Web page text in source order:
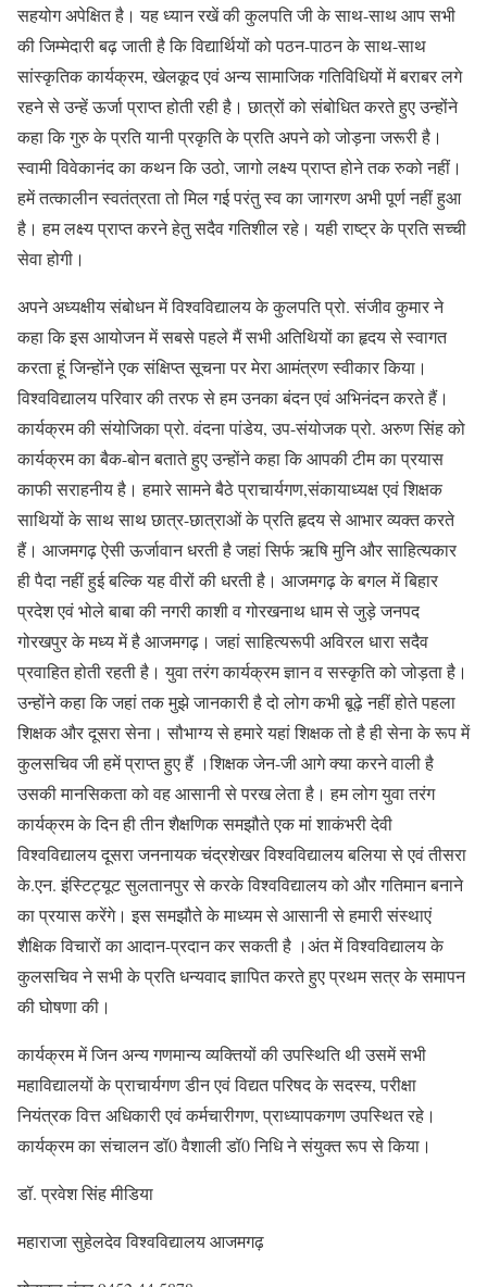
सहयोग अपेक्षित है। यह ध्यान रखें की कुलपति जी के साथ-साथ आप सभी
की जिम्मेदारी बढ़ जाती है कि विद्यार्थियों को पठन-पाठन के साथ-साथ
सांस्कृतिक कार्यक्रम, खेलकूद एवं अन्य सामाजिक गतिविधियों में बराबर लगे
रहने से उन्हें ऊर्जा प्राप्त होती रही है। छात्रों को संबोधित करते हुए उन्होंने
कहा कि गुरु के प्रति यानी प्रकृति के प्रति अपने को जोड़ना जरूरी है।
स्वामी विवेकानंद का कथन कि उठो, जागो लक्ष्य प्राप्त होने तक रुको नहीं।
हमें तत्कालीन स्वतंत्रता तो मिल गई परंतु स्व का जागरण अभी पूर्ण नहीं हुआ
है। हम लक्ष्य प्राप्त करने हेतु सदैव गतिशील रहे। यही राष्ट्र के प्रति सच्ची
सेवा होगी।
अपने अध्यक्षीय संबोधन में विश्वविद्यालय के कुलपति प्रो. संजीव कुमार ने
कहा कि इस आयोजन में सबसे पहले मैं सभी अतिथियों का हृदय से स्वागत
करता हूं जिन्होंने एक संक्षिप्त सूचना पर मेरा आमंत्रण स्वीकार किया।
विश्वविद्यालय परिवार की तरफ से हम उनका बंदन एवं अभिनंदन करते हैं।
कार्यक्रम की संयोजिका प्रो. वंदना पांडेय, उप-संयोजक प्रो. अरुण सिंह को
कार्यक्रम का बैक-बोन बताते हुए उन्होंने कहा कि आपकी टीम का प्रयास
काफी सराहनीय है। हमारे सामने बैठे प्राचार्यगण,संकायाध्यक्ष एवं शिक्षक
साथियों के साथ साथ छात्र-छात्राओं के प्रति हृदय से आभार व्यक्त करते
हैं। आजमगढ़ ऐसी ऊर्जावान धरती है जहां सिर्फ ऋषि मुनि और साहित्यकार
ही पैदा नहीं हुई बल्कि यह वीरों की धरती है। आजमगढ़ के बगल में बिहार
प्रदेश एवं भोले बाबा की नगरी काशी व गोरखनाथ धाम से जुड़े जनपद
गोरखपुर के मध्य में है आजमगढ़। जहां साहित्यरूपी अविरल धारा सदैव
प्रवाहित होती रहती है। युवा तरंग कार्यक्रम ज्ञान व सस्कृति को जोड़ता है।
उन्होंने कहा कि जहां तक मुझे जानकारी है दो लोग कभी बूढ़े नहीं होते पहला
शिक्षक और दूसरा सेना। सौभाग्य से हमारे यहां शिक्षक तो है ही सेना के रूप में
कुलसचिव जी हमें प्राप्त हुए हैं ।शिक्षक जेन-जी आगे क्या करने वाली है
उसकी मानसिकता को वह आसानी से परख लेता है। हम लोग युवा तरंग
कार्यक्रम के दिन ही तीन शैक्षणिक समझौते एक मां शाकंभरी देवी
विश्वविद्यालय दूसरा जननायक चंद्रशेखर विश्वविद्यालय बलिया से एवं तीसरा
के.एन. इंस्टिट्यूट सुलतानपुर से करके विश्वविद्यालय को और गतिमान बनाने
का प्रयास करेंगे। इस समझौते के माध्यम से आसानी से हमारी संस्थाएं
शैक्षिक विचारों का आदान-प्रदान कर सकती है ।अंत में विश्वविद्यालय के
कुलसचिव ने सभी के प्रति धन्यवाद ज्ञापित करते हुए प्रथम सत्र के समापन
की घोषणा की।
कार्यक्रम में जिन अन्य गणमान्य व्यक्तियों की उपस्थिति थी उसमें सभी
महाविद्यालयों के प्राचार्यगण डीन एवं विद्यत परिषद के सदस्य, परीक्षा
नियंत्रक वित्त अधिकारी एवं कर्मचारीगण, प्राध्यापकगण उपस्थित रहे।
कार्यक्रम का संचालन डॉ0 वैशाली डॉ0 निधि ने संयुक्त रूप से किया।
डॉ. प्रवेश सिंह मीडिया
महाराजा सुहेलदेव विश्वविद्यालय आजमगढ़